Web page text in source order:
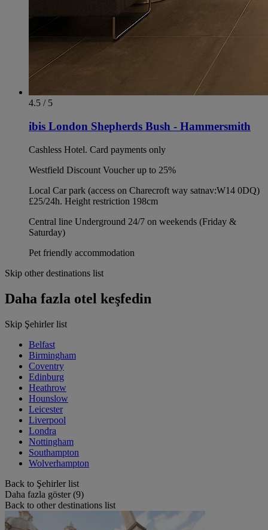
4.5 / 5
ibis London Shepherds Bush - Hammersmith
Cashless Hotel. Card payments only
Westfield Discount Voucher up to 25%
Local Car park (access on Charecroft way satnav:W14 0DQ)
£25/24h. Height restriction 198cm
Central line Underground 24/7 on weekends (Friday &
Saturday)
Pet friendly accommodation
Skip other destinations list
Daha fazla otel keşfedin
Skip Şehirler list
Belfast
Birmingham
Coventry
Edinburg
Heathrow
Hounslow
Leicester
Liverpool
Londra
Nottingham
Southampton
Wolverhampton
Back to Şehirler list
Daha fazla göster (9)
Back to other destinations list